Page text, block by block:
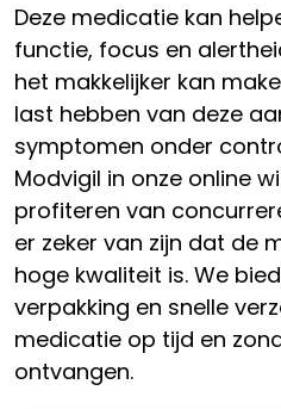
Deze medicatie kan
functie, focus en
het makkelijker kan
last hebben van deze
symptomen onder
Modvigil in onze online
profiteren van
er zeker van zijn dat de
hoge kwaliteit is. We
verpakking en snelle
medicatie op tijd en
ontvangen.